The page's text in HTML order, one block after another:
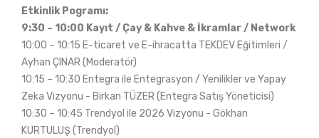
Etkinlik Pogramı:
9:30 – 10:00 Kayıt / Çay & Kahve & İkramlar / Network
10:00 – 10:15 E-ticaret ve E-ihracatta TEKDEV Eğitimleri /
Ayhan ÇINAR (Moderatör)
10:15 – 10:30 Entegra ile Entegrasyon / Yenilikler ve Yapay
Zeka Vizyonu - Birkan TÜZER (Entegra Satış Yöneticisi)
10:30 – 10:45 Trendyol ile 2026 Vizyonu - Gökhan
KURTULUŞ (Trendyol)